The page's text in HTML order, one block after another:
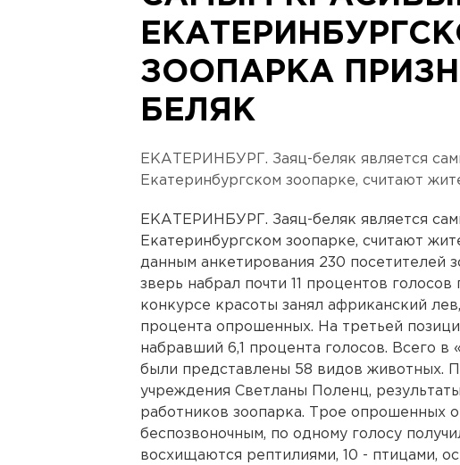
ЗООПАРКА
БЕЛЯК
ЕКАТЕРИНБУРГ. Заяц-беляк является
Екатеринбургском зоопарке, считают
ЕКАТЕРИНБУРГ. Заяц-беляк является
Екатеринбургском зоопарке, считают
данным анкетирования 230 посетителей
зверь набрал почти 11 процентов
конкурсе красоты занял африканский
процента опрошенных. На третьей
набравший 6,1 процента голосов. Всего в
были представлены 58 видов животных.
учреждения Светланы Поленц,
работников зоопарка. Трое опрошенных
беспозвоночным, по одному голосу
восхищаются рептилиями, 10 - птицами,